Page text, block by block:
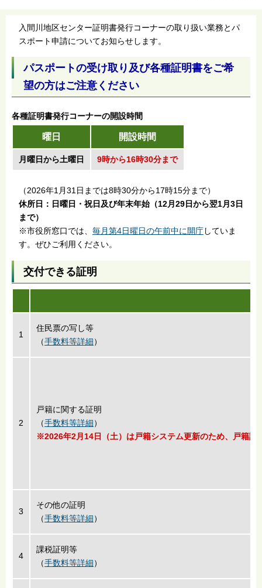
入間川地区センター証明書発行コーナーの取り扱い業務とパ
スポート申請についてお知らせします。
パスポートの受け取り及び各種証明書をご希
望の方はご注意ください
各種証明書発行コーナーの開設時間
曜日 開設時間
月曜日から土曜日 9時から16時30分まで
（2026年1月31日までは8時30分から17時15分まで）
休所日：日曜日・祝日及び年末年始（12月29日から翌1月3日
まで）
※市役所窓口では、 毎月第4日曜日の午前中に開庁していま
す。ぜひご利用ください。
交付できる証明
1
住民票の写し等
（手数料等詳細）
2
戸籍に関する証明
（手数料等詳細）
※2026年2月14日（土）は戸籍システム更新のため、戸籍
3
その他の証明
（手数料等詳細）
4
課税証明等
（手数料等詳細）